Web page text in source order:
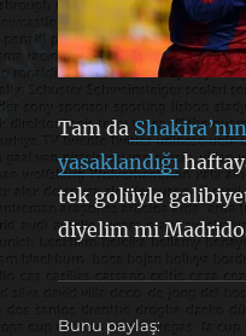
Tam da
yasaklandığı
tek golüyle
diyelim mi
Bunu paylaş: